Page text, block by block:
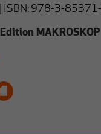
| ISBN: 978-3-
Edition MAKROSKOP